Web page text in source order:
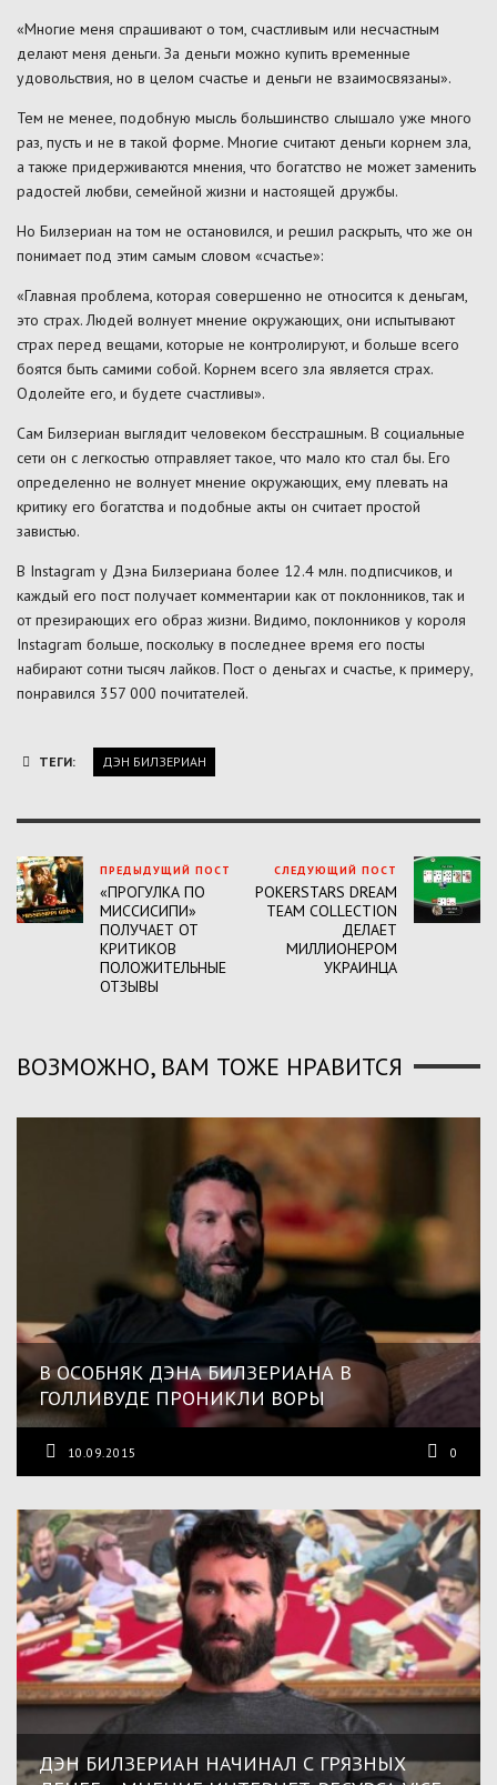
«Многие меня спрашивают о том, счастливым или несчастным
делают меня деньги. За деньги можно купить временные
удовольствия, но в целом счастье и деньги не взаимосвязаны».
Тем не менее, подобную мысль большинство слышало уже много
раз, пусть и не в такой форме. Многие считают деньги корнем зла,
а также придерживаются мнения, что богатство не может заменить
радостей любви, семейной жизни и настоящей дружбы.
Но Билзериан на том не остановился, и решил раскрыть, что же он
понимает под этим самым словом «счастье»:
«Главная проблема, которая совершенно не относится к деньгам,
это страх. Людей волнует мнение окружающих, они испытывают
страх перед вещами, которые не контролируют, и больше всего
боятся быть самими собой. Корнем всего зла является страх.
Одолейте его, и будете счастливы».
Сам Билзериан выглядит человеком бесстрашным. В социальные
сети он с легкостью отправляет такое, что мало кто стал бы. Его
определенно не волнует мнение окружающих, ему плевать на
критику его богатства и подобные акты он считает простой
завистью.
В Instagram у Дэна Билзериана более 12.4 млн. подписчиков, и
каждый его пост получает комментарии как от поклонников, так и
от презирающих его образ жизни. Видимо, поклонников у короля
Instagram больше, поскольку в последнее время его посты
набирают сотни тысяч лайков. Пост о деньгах и счастье, к примеру,
понравился 357 000 почитателей.
ТЕГИ: ДЭН БИЛЗЕРИАН
ПРЕДЫДУЩИЙ ПОСТ
«ПРОГУЛКА ПО
МИССИСИПИ»
ПОЛУЧАЕТ ОТ
КРИТИКОВ
ПОЛОЖИТЕЛЬНЫЕ
ОТЗЫВЫ
СЛЕДУЮЩИЙ ПОСТ
POKERSTARS DREAM
TEAM COLLECTION
ДЕЛАЕТ
МИЛЛИОНЕРОМ
УКРАИНЦА
ВОЗМОЖНО, ВАМ ТОЖЕ НРАВИТСЯ
В ОСОБНЯК ДЭНА БИЛЗЕРИАНА В
ГОЛЛИВУДЕ ПРОНИКЛИ ВОРЫ
10.09.2015 0
ДЭН БИЛЗЕРИАН НАЧИНАЛ С ГРЯЗНЫХ